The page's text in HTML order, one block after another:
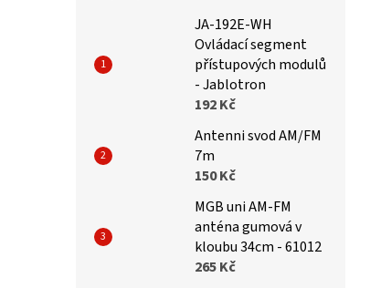
JA-192E-WH
Ovládací segment
přístupových modulů
- Jablotron
192 Kč
Antenni svod AM/FM
7m
150 Kč
MGB uni AM-FM
anténa gumová v
kloubu 34cm - 61012
265 Kč